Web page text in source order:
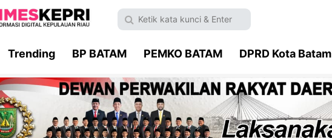
Trending BP BATAM PEMKO BATAM DPRD Kota Batam